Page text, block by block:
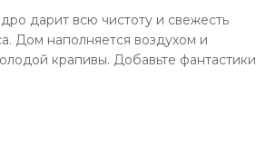
дарит всю чистоту и свежесть
Дом наполняется воздухом и
крапивы. Добавьте фантастики